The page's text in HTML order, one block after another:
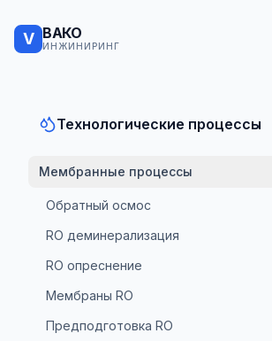
V ВАКО
ИНЖИНИРИНГ
Технологические процессы
Мембранные процессы
Обратный осмос
RO деминерализация
RO опреснение
Мембраны RO
Предподготовка RO